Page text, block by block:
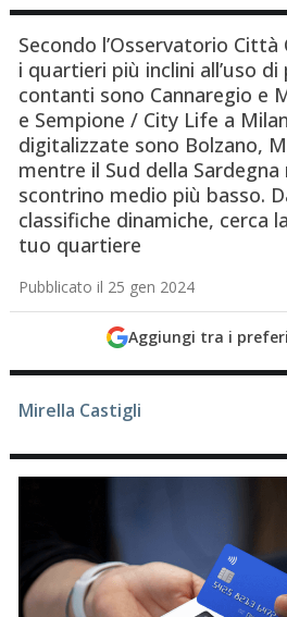
Secondo l’Osservatorio Città
i quartieri più inclini all’uso
contanti sono Cannaregio e
e Sempione / City Life a
digitalizzate sono Bolzano,
mentre il Sud della
scontrino medio più basso.
classifiche dinamiche, cerca
tuo quartiere
Pubblicato il 25 gen 2024
Aggiungi tra i
Mirella Castigli